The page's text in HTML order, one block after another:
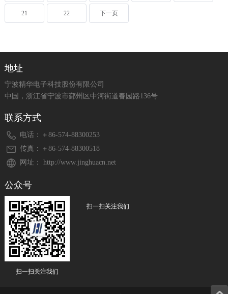
21 22 下一页
地址
宁波精华电子科技股份有限公司
中国，浙江省宁波市鄞州区中河街道春园路136号
联系方式
电话：＋86-574-88300253
传真：＋86-574-88300518
网址： http://www.jinghuacn.net
公众号
扫一扫关注我们
扫一扫关注我们